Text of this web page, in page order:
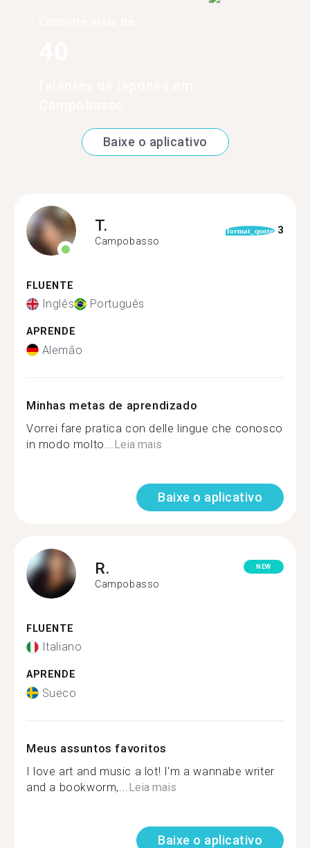
Baixe o aplicativo
T.
Campobasso
format_quote 3
FLUENTE
Inglês Português
APRENDE
Alemão
Minhas metas de aprendizado
Vorrei fare pratica con delle lingue che conosco
in modo molto... Leia mais
Baixe o aplicativo
R.
Campobasso
NEW
FLUENTE
Italiano
APRENDE
Sueco
Meus assuntos favoritos
I love art and music a lot! I'm a wannabe writer
and a bookworm,... Leia mais
Baixe o aplicativo